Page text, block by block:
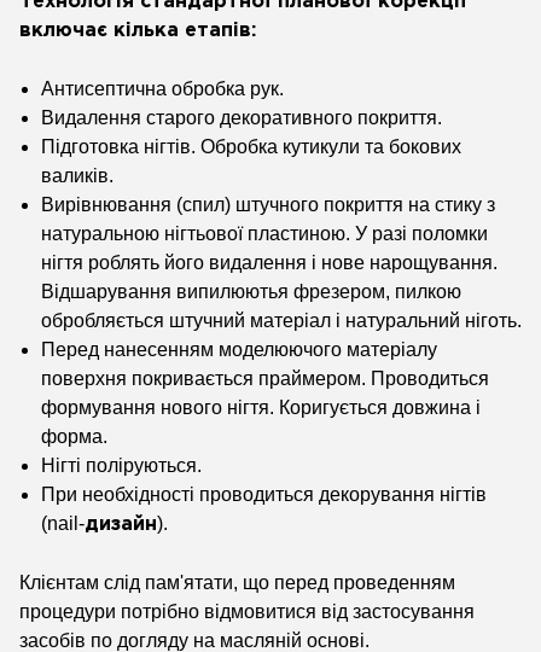
включає кілька етапів:
Антисептична обробка рук.
Видалення старого декоративного покриття.
Підготовка нігтів. Обробка кутикули та бокових
валиків.
Вирівнювання (спил) штучного покриття на стику з
натуральною нігтьової пластиною. У разі поломки
нігтя роблять його видалення і нове нарощування.
Відшарування випилюютья фрезером, пилкою
обробляється штучний матеріал і натуральний ніготь.
Перед нанесенням моделюючого матеріалу
поверхня покривається праймером. Проводиться
формування нового нігтя. Коригується довжина і
форма.
Нігті поліруються.
При необхідності проводиться декорування нігтів
(nail-дизайн).
Клієнтам слід пам'ятати, що перед проведенням
процедури потрібно відмовитися від застосування
засобів по догляду на масляній основі.